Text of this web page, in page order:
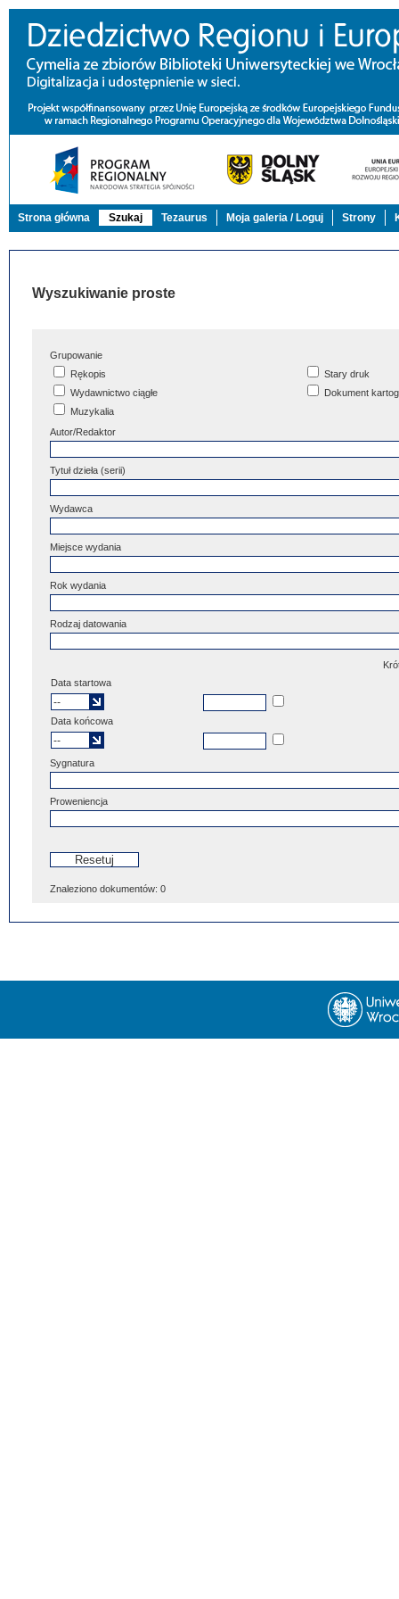
Strona główna Szukaj Tezaurus Moja galeria / Loguj Strony
Wyszukiwanie proste
Grupowanie
Rękopis
Stary druk
Wydawnictwo ciągłe
Dokument
Muzykalia
Autor/Redaktor
Tytuł dzieła (serii)
Wydawca
Miejsce wydania
Rok wydania
Rodzaj datowania
Data startowa
Data końcowa
Sygnatura
Proweniencja
Znaleziono dokumentów: 0